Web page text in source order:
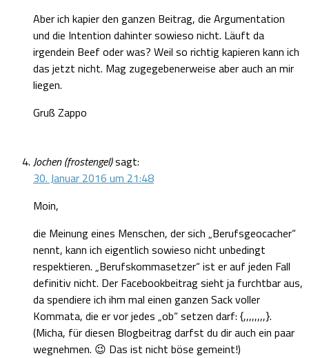
Aber ich kapier den ganzen Beitrag, die Argumentation
und die Intention dahinter sowieso nicht. Läuft da
irgendein Beef oder was? Weil so richtig kapieren kann ich
das jetzt nicht. Mag zugegebenerweise aber auch an mir
liegen.
Gruß Zappo
Jochen (frostengel)sagt:
30. Januar 2016 um 21:48
Moin,
die Meinung eines Menschen, der sich „Berufsgeocacher“
nennt, kann ich eigentlich sowieso nicht unbedingt
respektieren. „Berufskommasetzer“ ist er auf jeden Fall
definitiv nicht. Der Facebookbeitrag sieht ja furchtbar aus,
da spendiere ich ihm mal einen ganzen Sack voller
Kommata, die er vor jedes „ob“ setzen darf: {,,,,,,,,}.
(Micha, für diesen Blogbeitrag darfst du dir auch ein paar
wegnehmen. 😉 Das ist nicht böse gemeint!)